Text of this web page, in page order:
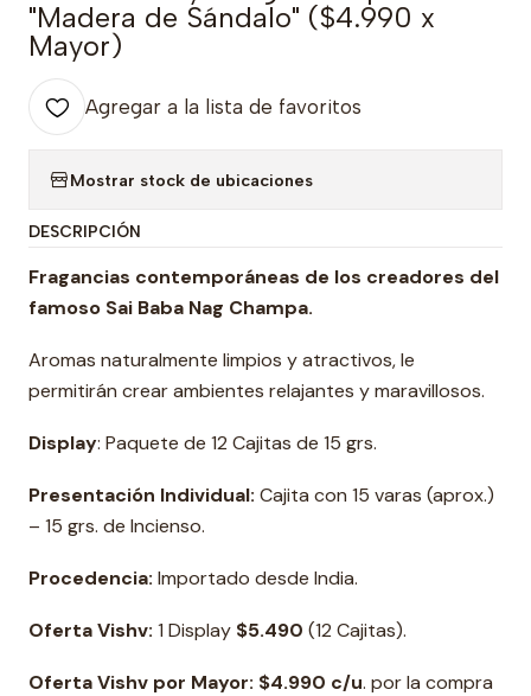
"Madera de Sándalo" ($4.990 x
Mayor)
Agregar a la lista de favoritos
Mostrar stock de ubicaciones
DESCRIPCIÓN
Fragancias contemporáneas de los creadores del
famoso Sai Baba Nag Champa.
Aromas naturalmente limpios y atractivos, le
permitirán crear ambientes relajantes y maravillosos.
Display: Paquete de 12 Cajitas de 15 grs.
Presentación Individual: Cajita con 15 varas (aprox.)
– 15 grs. de Incienso.
Procedencia: Importado desde India.
Oferta Vishv: 1 Display $5.490 (12 Cajitas).
Oferta Vishv por Mayor: $4.990 c/u. por la compra